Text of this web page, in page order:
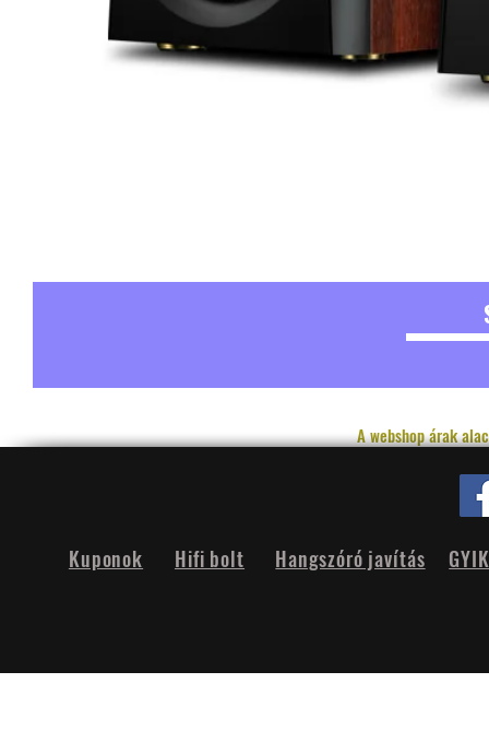
A webshop árak
Hifi bolt
Kuponok Hangszóró javítás GYIK